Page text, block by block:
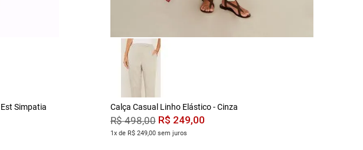
Simpatia
Calça Casual Linho Elástico - Cinza
R$ 498,00 R$ 249,00
1x de R$ 249,00 sem juros